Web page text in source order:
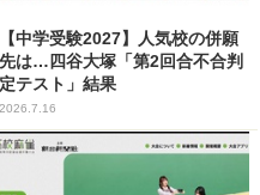
【中学受験2027】人気校の併願
先は…四谷大塚「第2回合不合判
定テスト」結果
2026.7.16